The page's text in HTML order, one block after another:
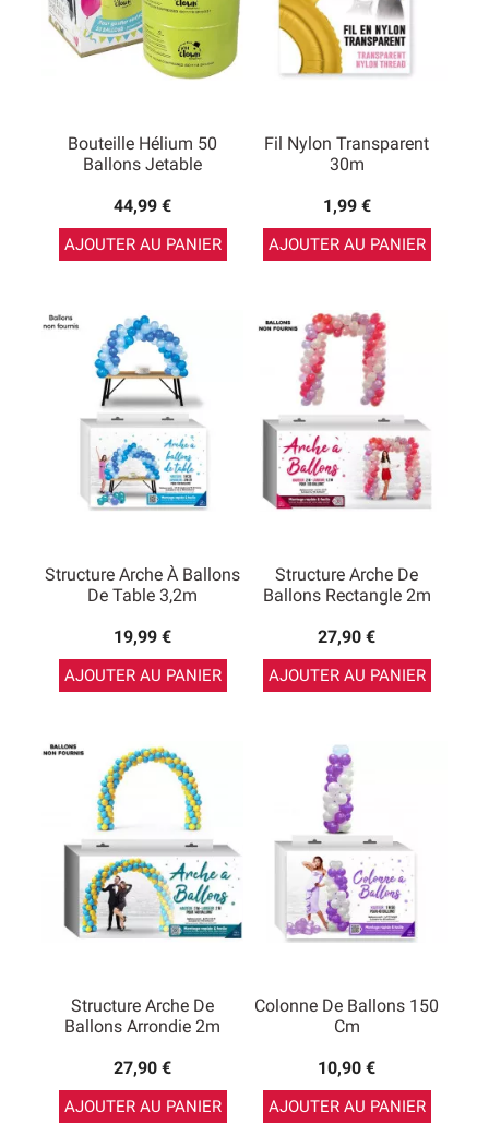
Bouteille Hélium 50
Ballons Jetable
44,99 €
AJOUTER AU PANIER
Fil Nylon Transparent
30m
1,99 €
AJOUTER AU PANIER
Structure Arche À Ballons
De Table 3,2m
19,99 €
AJOUTER AU PANIER
Structure Arche De
Ballons Rectangle 2m
27,90 €
AJOUTER AU PANIER
Structure Arche De
Ballons Arrondie 2m
27,90 €
AJOUTER AU PANIER
Colonne De Ballons 150
Cm
10,90 €
AJOUTER AU PANIER